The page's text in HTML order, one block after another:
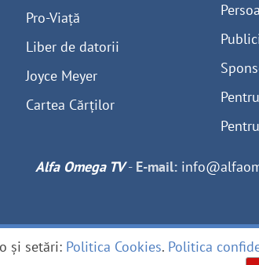
Pro-Viață
Liber de datorii
Joyce Meyer
Cartea Cărților
Alfa Omega TV- E-mail:
și setări: Politica Cookies. Politica